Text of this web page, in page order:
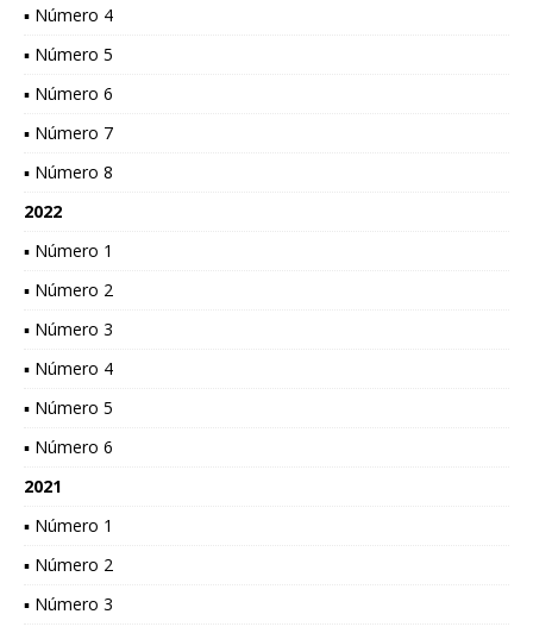
▪ Número 4
▪ Número 5
▪ Número 6
▪ Número 7
▪ Número 8
2022
▪ Número 1
▪ Número 2
▪ Número 3
▪ Número 4
▪ Número 5
▪ Número 6
2021
▪ Número 1
▪ Número 2
▪ Número 3